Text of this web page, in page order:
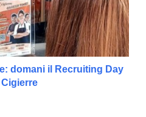
domani il Recruiting Day